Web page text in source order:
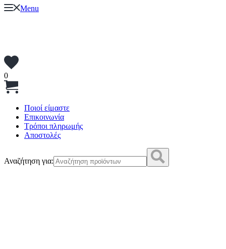
Menu
0
Ποιοί είμαστε
Επικοινωνία
Τρόποι πληρωμής
Αποστολές
Αναζήτηση για: